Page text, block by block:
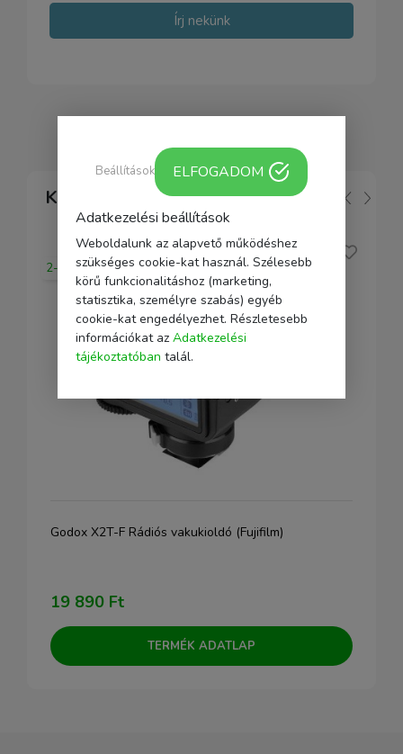
Írj nekünk
Kapcsolódó
2-5 nap
Godox X2T-F Rádiós vakukioldó (Fujifilm)
19 890 Ft
TERMÉK ADATLAP
Adatkezelési beállítások
Weboldalunk az alapvető működéshez
szükséges cookie-kat használ. Szélesebb
körű funkcionalitáshoz (marketing,
statisztika, személyre szabás) egyéb
cookie-kat engedélyezhet. Részletesebb
információkat az Adatkezelési
tájékoztatóban talál.
Beállítások ELFOGADOM